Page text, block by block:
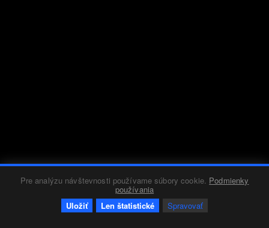
Pre analýzu návštevnosti používame súbory cookie. Podmienky
používania
Uložiť
Len štatistické Spravovať